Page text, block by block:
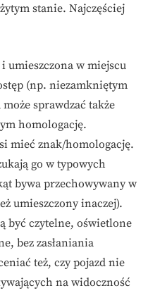
stanie. Najczęściej
umieszczona w miejscu
(np. niezamkniętym
sprawdzać także
homologację.
mieć znak/homologację.
go w typowych
bywa przechowywany w
umieszczony inaczej).
być czytelne, oświetlone
bez zasłaniania
też, czy pojazd nie
na widoczność